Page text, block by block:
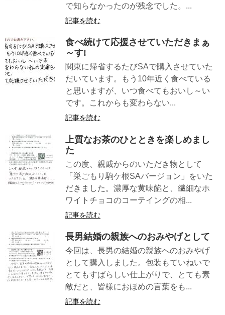
で知らなかったのが残念でした。...
記事を読む
食べ続けて応援させていただきまぁ
～す!
関東に帰省するたびSAで購入させていた
だいています。もう10年近く食べている
と思いますが、いつ食べてもおいし～い
です。これからも変わらない...
記事を読む
上質なお茶のひとときを楽しめまし
た
この度、親戚からのいただき物として
「巣ごもり駒ケ根SAバージョン」をいた
だきました。濃厚な黄味餡と、繊細なホ
ワイトチョコのコーテイングの相...
記事を読む
長男結婚の親族へのおみやげとして
今回は、長男の結婚の親族へのおみやげ
として購入しました。包装もていねいで
とてもすばらしい仕上がりで、とても素
敵だと、皆様におほめの言葉をも...
記事を読む